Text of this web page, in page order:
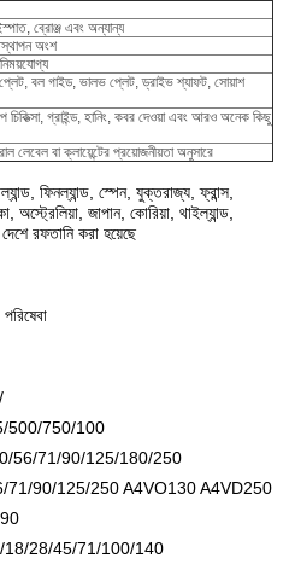
ব্রোঞ্জ এবং অন্যান্য
অংশ
প্লেট, বল গাইড, ভালভ প্লেট, ড্রাইভ শ্যাফট, সোয়াশ
চিকিত্সা, গ্রাইন্ড, হানিং, কবর দেওয়া এবং আরও অনেক কিছু
লেবেল বা ক্লায়েন্টের প্রয়োজনীয়তা অনুসারে
ফিনল্যান্ড, স্পেন, যুক্তরাজ্য, ফ্রান্স,
অস্ট্রেলিয়া, জাপান, কোরিয়া, থাইল্যান্ড,
রফতানি করা হয়েছে
500/750/100
40/56/71/90/125/180/250
71/90/125/250 A4VO130 A4VD250
18/28/45/71/100/140